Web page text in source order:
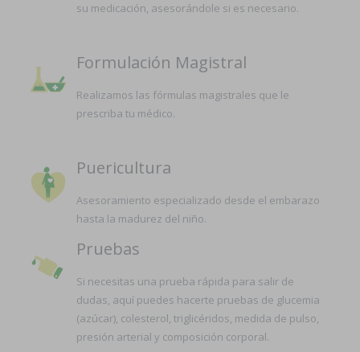
su medicación, asesorándole si es necesario.
Formulación Magistral
Realizamos las fórmulas magistrales que le
prescriba tu médico.
Puericultura
Asesoramiento especializado desde el embarazo
hasta la madurez del niño.
Pruebas
Si necesitas una prueba rápida para salir de
dudas, aquí puedes hacerte pruebas de glucemia
(azúcar), colesterol, triglicéridos, medida de pulso,
presión arterial y composición corporal.